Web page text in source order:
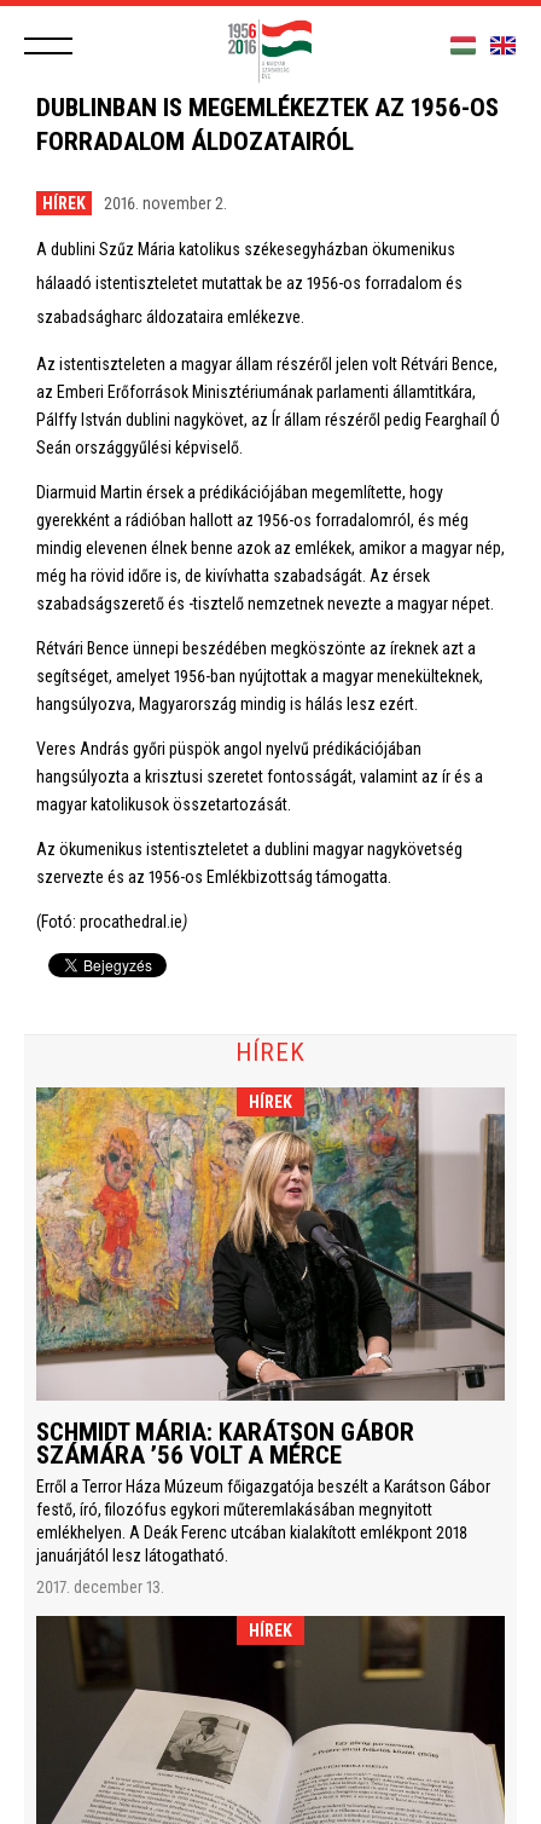
DUBLINBAN IS MEGEMLÉKEZTEK AZ 1956-OS
FORRADALOM ÁLDOZATAIRÓL
HÍREK 2016. november 2.
A dublini Szűz Mária katolikus székesegyházban ökumenikus
hálaadó istentiszteletet mutattak be az 1956-os forradalom és
szabadságharc áldozataira emlékezve.
Az istentiszteleten a magyar állam részéről jelen volt Rétvári Bence,
az Emberi Erőforrások Minisztériumának parlamenti államtitkára,
Pálffy István dublini nagykövet, az Ír állam részéről pedig Fearghaíl Ó
Seán országgyűlési képviselő.
Diarmuid Martin érsek a prédikációjában megemlítette, hogy
gyerekként a rádióban hallott az 1956-os forradalomról, és még
mindig elevenen élnek benne azok az emlékek, amikor a magyar nép,
még ha rövid időre is, de kivívhatta szabadságát. Az érsek
szabadságszerető és -tisztelő nemzetnek nevezte a magyar népet.
Rétvári Bence ünnepi beszédében megköszönte az íreknek azt a
segítséget, amelyet 1956-ban nyújtottak a magyar menekülteknek,
hangsúlyozva, Magyarország mindig is hálás lesz ezért.
Veres András győri püspök angol nyelvű prédikációjában
hangsúlyozta a krisztusi szeretet fontosságát, valamint az ír és a
magyar katolikusok összetartozását.
Az ökumenikus istentiszteletet a dublini magyar nagykövetség
szervezte és az 1956-os Emlékbizottság támogatta.
(Fotó: procathedral.ie)
HÍREK
HÍREK
SCHMIDT MÁRIA: KARÁTSON GÁBOR
SZÁMÁRA ’56 VOLT A MÉRCE
Erről a Terror Háza Múzeum főigazgatója beszélt a Karátson Gábor
festő, író, filozófus egykori műteremlakásában megnyitott
emlékhelyen. A Deák Ferenc utcában kialakított emlékpont 2018
januárjától lesz látogatható.
2017. december 13.
HÍREK